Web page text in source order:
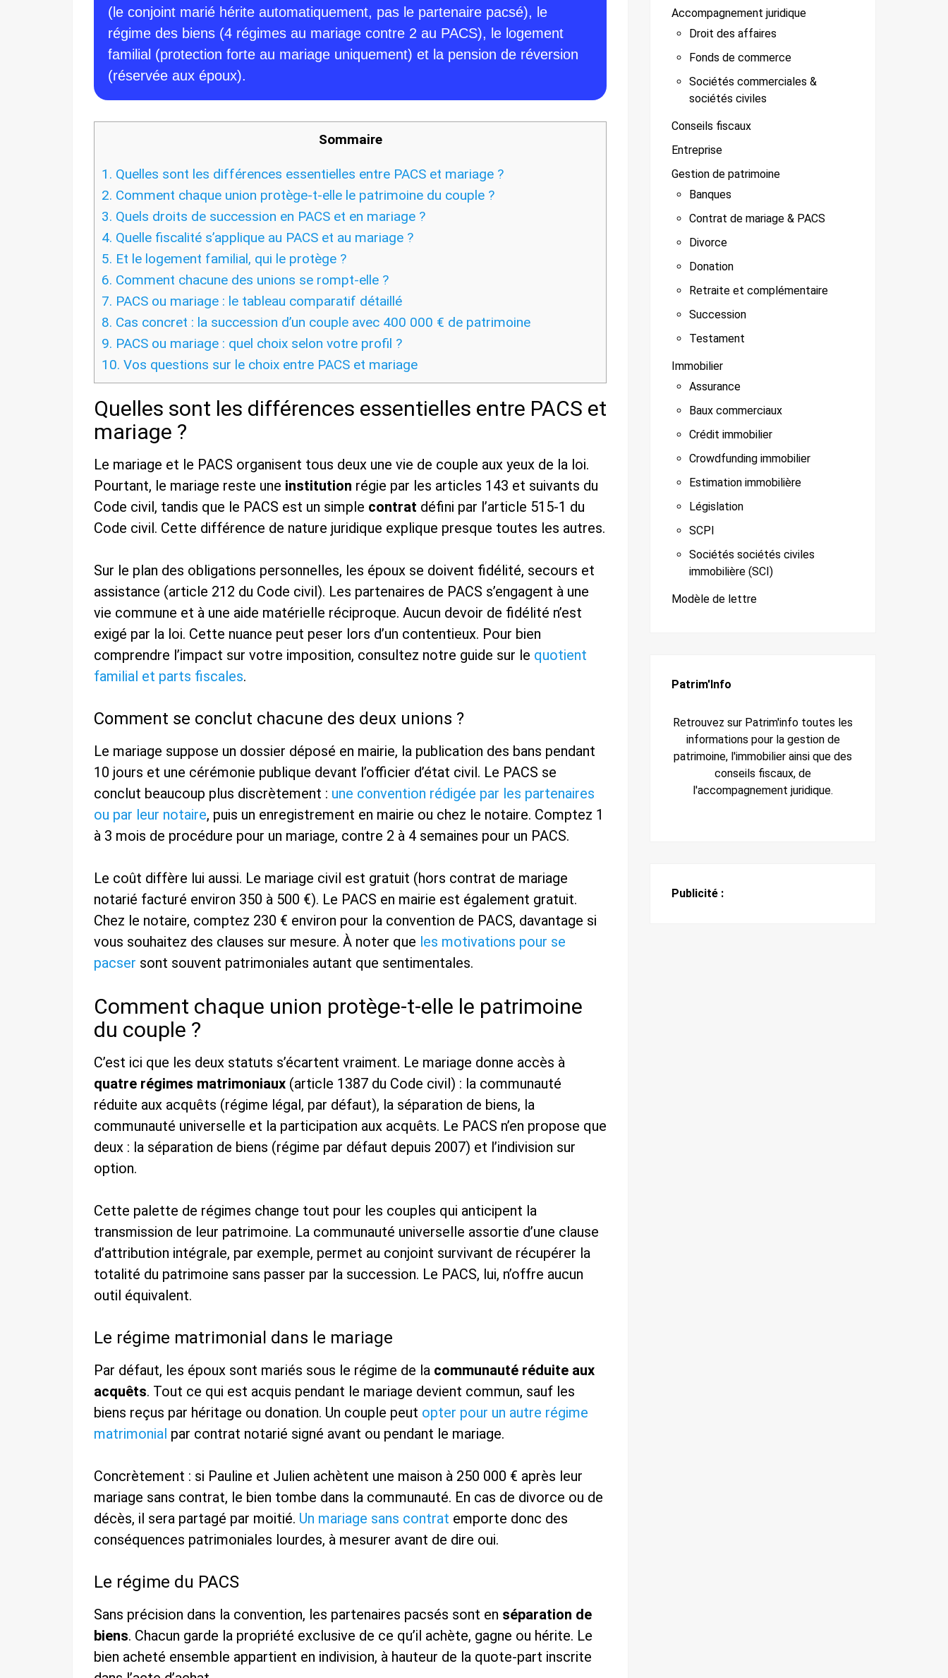
(le conjoint marié hérite automatiquement, pas le partenaire pacsé), le
régime des biens (4 régimes au mariage contre 2 au PACS), le logement
familial (protection forte au mariage uniquement) et la pension de réversion
(réservée aux époux).
Sommaire
1. Quelles sont les différences essentielles entre PACS et mariage ?
2. Comment chaque union protège-t-elle le patrimoine du couple ?
3. Quels droits de succession en PACS et en mariage ?
4. Quelle fiscalité s’applique au PACS et au mariage ?
5. Et le logement familial, qui le protège ?
6. Comment chacune des unions se rompt-elle ?
7. PACS ou mariage : le tableau comparatif détaillé
8. Cas concret : la succession d’un couple avec 400 000 € de patrimoine
9. PACS ou mariage : quel choix selon votre profil ?
10. Vos questions sur le choix entre PACS et mariage
Quelles sont les différences essentielles entre PACS et
mariage ?
Le mariage et le PACS organisent tous deux une vie de couple aux yeux de la loi.
Pourtant, le mariage reste une institution régie par les articles 143 et suivants du
Code civil, tandis que le PACS est un simple contrat défini par l’article 515-1 du
Code civil. Cette différence de nature juridique explique presque toutes les autres.
Sur le plan des obligations personnelles, les époux se doivent fidélité, secours et
assistance (article 212 du Code civil). Les partenaires de PACS s’engagent à une
vie commune et à une aide matérielle réciproque. Aucun devoir de fidélité n’est
exigé par la loi. Cette nuance peut peser lors d’un contentieux. Pour bien
comprendre l’impact sur votre imposition, consultez notre guide sur le quotient
familial et parts fiscales.
Comment se conclut chacune des deux unions ?
Le mariage suppose un dossier déposé en mairie, la publication des bans pendant
10 jours et une cérémonie publique devant l’officier d’état civil. Le PACS se
conclut beaucoup plus discrètement : une convention rédigée par les partenaires
ou par leur notaire, puis un enregistrement en mairie ou chez le notaire. Comptez 1
à 3 mois de procédure pour un mariage, contre 2 à 4 semaines pour un PACS.
Le coût diffère lui aussi. Le mariage civil est gratuit (hors contrat de mariage
notarié facturé environ 350 à 500 €). Le PACS en mairie est également gratuit.
Chez le notaire, comptez 230 € environ pour la convention de PACS, davantage si
vous souhaitez des clauses sur mesure. À noter que les motivations pour se
pacser sont souvent patrimoniales autant que sentimentales.
Comment chaque union protège-t-elle le patrimoine
du couple ?
C’est ici que les deux statuts s’écartent vraiment. Le mariage donne accès à
quatre régimes matrimoniaux (article 1387 du Code civil) : la communauté
réduite aux acquêts (régime légal, par défaut), la séparation de biens, la
communauté universelle et la participation aux acquêts. Le PACS n’en propose que
deux : la séparation de biens (régime par défaut depuis 2007) et l’indivision sur
option.
Cette palette de régimes change tout pour les couples qui anticipent la
transmission de leur patrimoine. La communauté universelle assortie d’une clause
d’attribution intégrale, par exemple, permet au conjoint survivant de récupérer la
totalité du patrimoine sans passer par la succession. Le PACS, lui, n’offre aucun
outil équivalent.
Le régime matrimonial dans le mariage
Par défaut, les époux sont mariés sous le régime de la communauté réduite aux
acquêts. Tout ce qui est acquis pendant le mariage devient commun, sauf les
biens reçus par héritage ou donation. Un couple peut opter pour un autre régime
matrimonial par contrat notarié signé avant ou pendant le mariage.
Concrètement : si Pauline et Julien achètent une maison à 250 000 € après leur
mariage sans contrat, le bien tombe dans la communauté. En cas de divorce ou de
décès, il sera partagé par moitié. Un mariage sans contrat emporte donc des
conséquences patrimoniales lourdes, à mesurer avant de dire oui.
Le régime du PACS
Sans précision dans la convention, les partenaires pacsés sont en séparation de
biens. Chacun garde la propriété exclusive de ce qu’il achète, gagne ou hérite. Le
bien acheté ensemble appartient en indivision, à hauteur de la quote-part inscrite
Accompagnement juridique
Droit des affaires
Fonds de commerce
Sociétés commerciales &
sociétés civiles
Conseils fiscaux
Entreprise
Gestion de patrimoine
Banques
Contrat de mariage & PACS
Divorce
Donation
Retraite et complémentaire
Succession
Testament
Immobilier
Assurance
Baux commerciaux
Crédit immobilier
Crowdfunding immobilier
Estimation immobilière
Législation
SCPI
Sociétés sociétés civiles
immobilière (SCI)
Modèle de lettre
Patrim'Info
Retrouvez sur Patrim'info toutes les
informations pour la gestion de
patrimoine, l'immobilier ainsi que des
conseils fiscaux, de
l'accompagnement juridique.
Publicité :